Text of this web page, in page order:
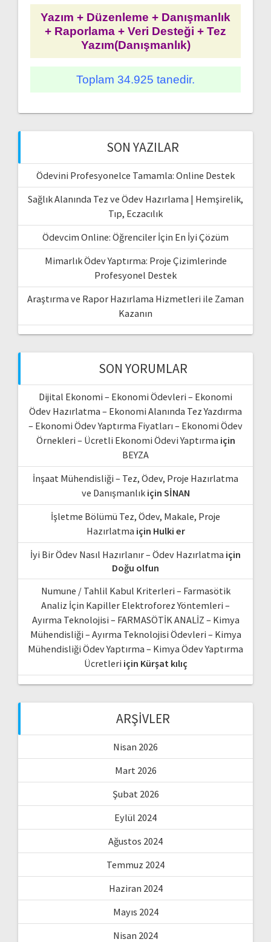
Yazım + Düzenleme + Danışmanlık
+ Raporlama + Veri Desteği + Tez
Yazım(Danışmanlık)
Toplam 34.925 tanedir.
SON YAZILAR
Ödevini Profesyonelce Tamamla: Online Destek
Sağlık Alanında Tez ve Ödev Hazırlama | Hemşirelik,
Tıp, Eczacılık
Ödevcim Online: Öğrenciler İçin En İyi Çözüm
Mimarlık Ödev Yaptırma: Proje Çizimlerinde
Profesyonel Destek
Araştırma ve Rapor Hazırlama Hizmetleri ile Zaman
Kazanın
SON YORUMLAR
Dijital Ekonomi – Ekonomi Ödevleri – Ekonomi
Ödev Hazırlatma – Ekonomi Alanında Tez Yazdırma
– Ekonomi Ödev Yaptırma Fiyatları – Ekonomi Ödev
Örnekleri – Ücretli Ekonomi Ödevi Yaptırma için
BEYZA
İnşaat Mühendisliği – Tez, Ödev, Proje Hazırlatma
ve Danışmanlıkiçin SİNAN
İşletme Bölümü Tez, Ödev, Makale, Proje
Hazırlatma için Hulki er
İyi Bir Ödev Nasıl Hazırlanır – Ödev Hazırlatma için
Doğu olfun
Numune / Tahlil Kabul Kriterleri – Farmasötik
Analiz İçin Kapiller Elektroforez Yöntemleri –
Ayırma Teknolojisi – FARMASÖTİK ANALİZ – Kimya
Mühendisliği – Ayırma Teknolojisi Ödevleri – Kimya
Mühendisliği Ödev Yaptırma – Kimya Ödev Yaptırma
Ücretleri için Kürşat kılıç
ARŞIVLER
Nisan 2026
Mart 2026
Şubat 2026
Eylül 2024
Ağustos 2024
Temmuz 2024
Haziran 2024
Mayıs 2024
Nisan 2024